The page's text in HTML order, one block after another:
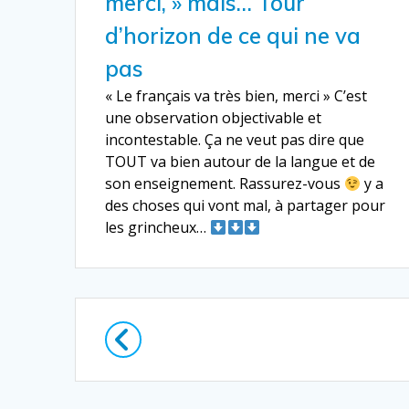
d’horizon de ce qui ne va
pas
« Le français va très bien, merci » C’est
une observation objectivable et
incontestable. Ça ne veut pas dire que
TOUT va bien autour de la langue et de
son enseignement. Rassurez-vous
y a
des choses qui vont mal, à partager pour
les grincheux…
Navigation
au